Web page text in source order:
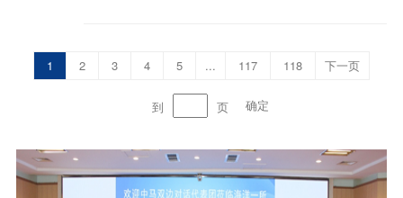
1 2 3 4 5 ... 117 118 下一页
到 页 确定